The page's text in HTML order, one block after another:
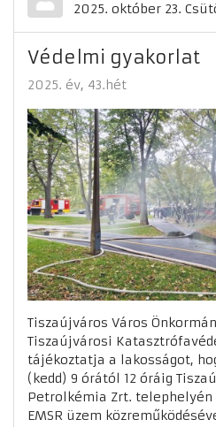
2025. október 23.
Védelmi gyakorlat
2025. év 43.hét
Tiszaújváros Város
Tiszaújvárosi
tájékoztatja a lakosságot,
(kedd) 9 órától 12 óráig
Petrolkémia Zrt. telephelyén
EMSR üzem